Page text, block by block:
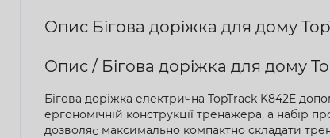
Опис Бігова доріжка для дому
Опис / Бігова доріжка для дому
Бігова доріжка електрична TopTrack K842E
ергономічній конструкції тренажера, а набір
дозволяє максимально компактно складати